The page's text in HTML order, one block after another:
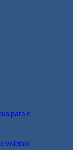
para o
Voleibol